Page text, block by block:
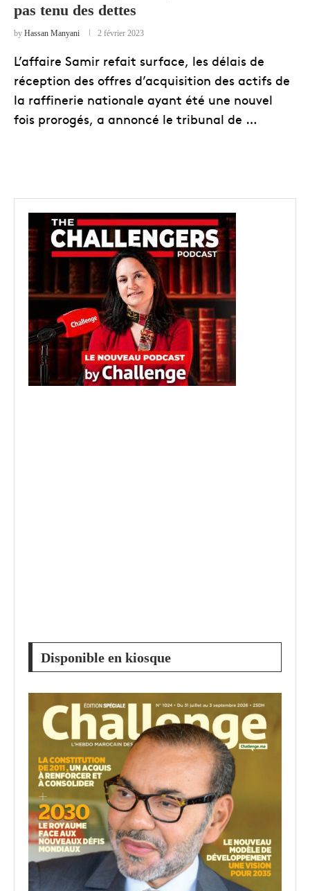
pas tenu des dettes
by Hassan Manyani 2 février 2023
L’affaire Samir refait surface, les délais de
réception des offres d’acquisition des actifs de
la raffinerie nationale ayant été une nouvel
fois prorogés, a annoncé le tribunal de …
Disponible en kiosque